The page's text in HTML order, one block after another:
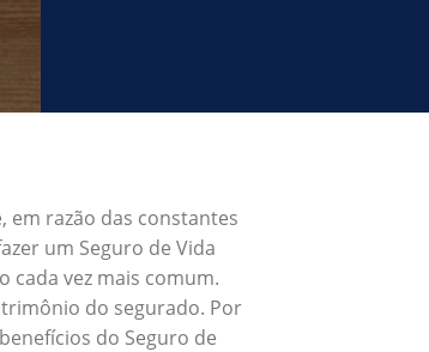
em razão das constantes
um Seguro de Vida
vez mais comum.
do segurado. Por
do Seguro de